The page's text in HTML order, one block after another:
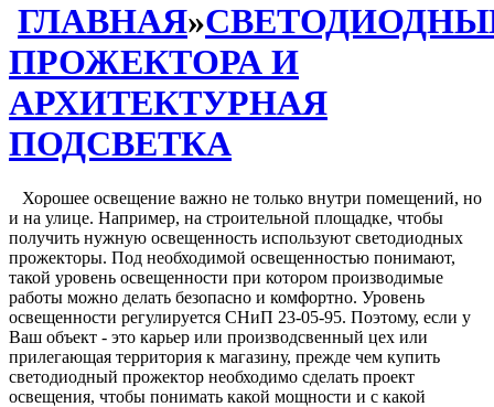
ГЛАВНАЯ»
ПРОЖЕКТОРА И
АРХИТЕКТУРНАЯ
ПОДСВЕТКА
Хорошее освещение важно не только внутри помещений, но
и на улице. Например, на строительной площадке, чтобы
получить нужную освещенность используют светодиодных
прожекторы. Под необходимой освещенностью понимают,
такой уровень освещенности при котором производимые
работы можно делать безопасно и комфортно. Уровень
освещенности регулируется СНиП 23-05-95. Поэтому, если у
Ваш объект - это карьер или производсвенный цех или
прилегающая территория к магазину, прежде чем купить
светодиодный прожектор необходимо сделать проект
освещения, чтобы понимать какой мощности и с какой